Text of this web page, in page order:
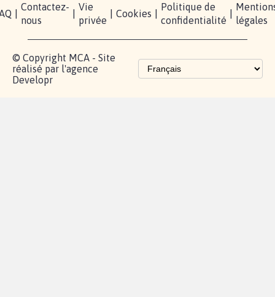
Contactez-
nous
Vie
privée
Cookies
Politique de
confidentialité
légales
© Copyright MCA - Site
réalisé par l'agence
Developr